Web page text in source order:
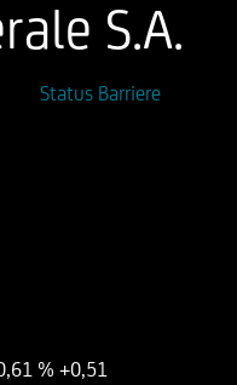
S.A.
Status Barriere
% +0,51